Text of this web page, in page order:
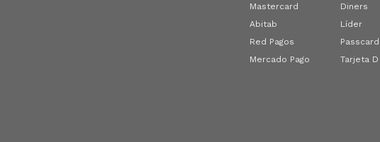
Mastercard
Abitab
Red Pagos
Mercado Pago
Diners
Líder
Passcard
Tarjeta D